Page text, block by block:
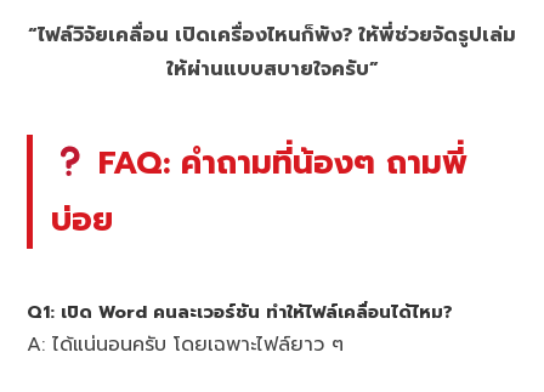
“ไฟล์วิจัยเคลื่อน เปิดเครื่องไหนก็พัง? ให้พี่ช่วยจัดรูปเล่ม
ให้ผ่านแบบสบายใจครับ”
FAQ: คำถามที่น้องๆ ถามพี่
บ่อย
Q1: เปิด Word คนละเวอร์ชัน ทำให้ไฟล์เคลื่อนได้ไหม?
A: ได้แน่นอนครับ โดยเฉพาะไฟล์ยาว ๆ